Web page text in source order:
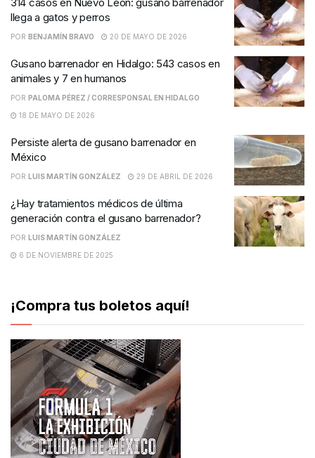
llega a gatos y perros
POR BENJAMÍN BRAVO 20 DE MAYO DE 2026
Gusano barrenador en Hidalgo: 543 casos en
animales y 7 en humanos
POR PALOMA PÉREZ / CORRESPONSAL EN HIDALGO
18 DE MAYO DE 2026
Persiste alerta de gusano barrenador en
México
POR LUIS MARTÍN GONZÁLEZ 29 DE ABRIL DE 2026
¿Hay tratamientos médicos de última
generación contra el gusano barrenador?
POR LUIS MARTÍN GONZÁLEZ
6 DE NOVIEMBRE DE 2025
¡Compra tus boletos aquí!